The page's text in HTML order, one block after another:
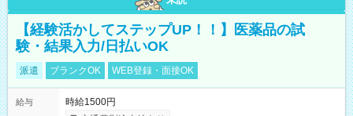
【経験活かしてステップUP！！】医薬品の試
験・結果入力/日払いOK
派遣 ブランクOK WEB登録・面接OK
給与
時給1500円